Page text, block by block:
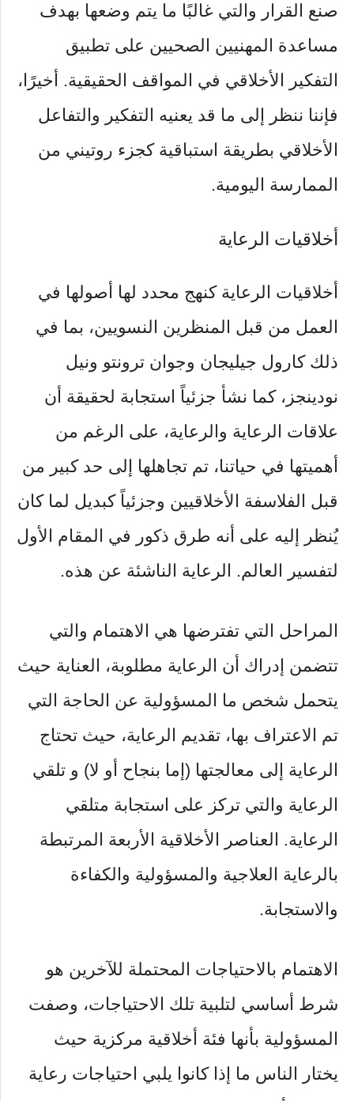
صنع القرار والتي غالبًا ما يتم وضعها بهدف
مساعدة المهنيين الصحيين على تطبيق
التفكير الأخلاقي في المواقف الحقيقية. أخيرًا،
فإننا ننظر إلى ما قد يعنيه التفكير والتفاعل
الأخلاقي بطريقة استباقية كجزء روتيني من
الممارسة اليومية.
أخلاقيات الرعاية
أخلاقيات الرعاية كنهج محدد لها أصولها في
العمل من قبل المنظرين النسويين، بما في
ذلك كارول جيليجان وجوان ترونتو ونيل
نودينجز، كما نشأ جزئياً استجابة لحقيقة أن
علاقات الرعاية والرعاية، على الرغم من
أهميتها في حياتنا، تم تجاهلها إلى حد كبير من
قبل الفلاسفة الأخلاقيين وجزئياً كبديل لما كان
يُنظر إليه على أنه طرق ذكور في المقام الأول
لتفسير العالم. الرعاية الناشئة عن هذه.
المراحل التي تفترضها هي الاهتمام والتي
تتضمن إدراك أن الرعاية مطلوبة، العناية حيث
يتحمل شخص ما المسؤولية عن الحاجة التي
تم الاعتراف بها، تقديم الرعاية، حيث تحتاج
الرعاية إلى معالجتها (إما بنجاح أو لا) و تلقي
الرعاية والتي تركز على استجابة متلقي
الرعاية. العناصر الأخلاقية الأربعة المرتبطة
بالرعاية العلاجية والمسؤولية والكفاءة
والاستجابة.
الاهتمام بالاحتياجات المحتملة للآخرين هو
شرط أساسي لتلبية تلك الاحتياجات، وصفت
المسؤولية بأنها فئة أخلاقية مركزية حيث
يختار الناس ما إذا كانوا يلبي احتياجات رعاية